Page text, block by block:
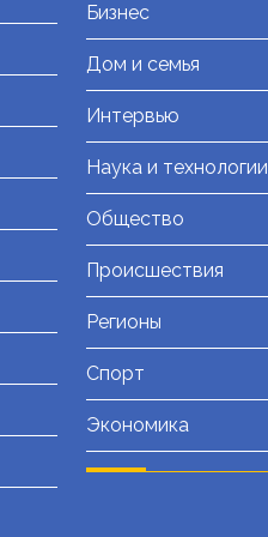
Бизнес
Дом и семья
Интервью
Наука и технологии
Общество
Происшествия
Регионы
Спорт
Экономика